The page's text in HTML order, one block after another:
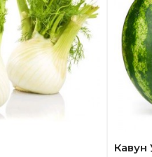
Кавун